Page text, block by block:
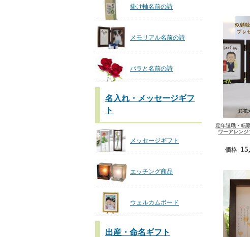
掛け軸名前の詩
メモリアル名前の詩
バラと名前の詩
名入れ・メッセージギフ
ト
メッセージギフト
エッチング商品
ウェルカムボード
出産・命名ギフト
定年退職・転
ワーアレン
価格